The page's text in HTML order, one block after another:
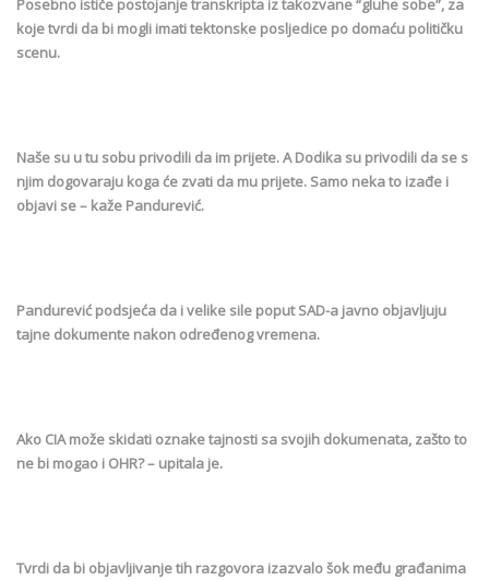
Posebno ističe postojanje transkripta iz takozvane “gluhe sobe”, za
koje tvrdi da bi mogli imati tektonske posljedice po domaću političku
scenu.
Naše su u tu sobu privodili da im prijete. A Dodika su privodili da se s
njim dogovaraju koga će zvati da mu prijete. Samo neka to izađe i
objavi se – kaže Pandurević.
Pandurević podsjeća da i velike sile poput SAD-a javno objavljuju
tajne dokumente nakon određenog vremena.
Ako CIA može skidati oznake tajnosti sa svojih dokumenata, zašto to
ne bi mogao i OHR? – upitala je.
Tvrdi da bi objavljivanje tih razgovora izazvalo šok među građanima